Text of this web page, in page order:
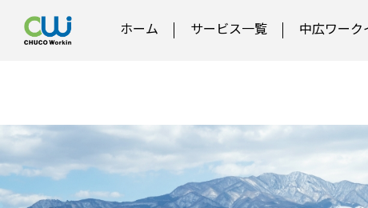
ホーム サービス一覧 中広ワーク